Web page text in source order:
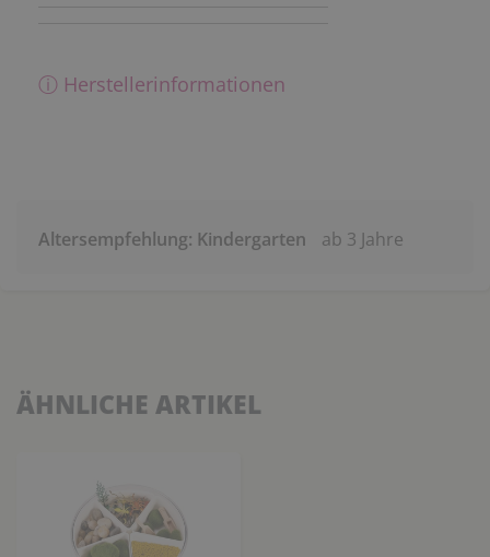
ⓘ Herstellerinformationen
Altersempfehlung: Kindergarten ab 3 Jahre
ÄHNLICHE ARTIKEL